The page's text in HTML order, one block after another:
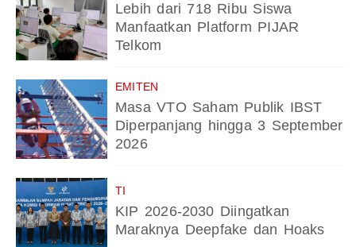
Lebih dari 718 Ribu Siswa
Manfaatkan Platform PIJAR
Telkom
EMITEN
Masa VTO Saham Publik IBST
Diperpanjang hingga 3 September
2026
TI
KIP 2026-2030 Diingatkan
Maraknya Deepfake dan Hoaks